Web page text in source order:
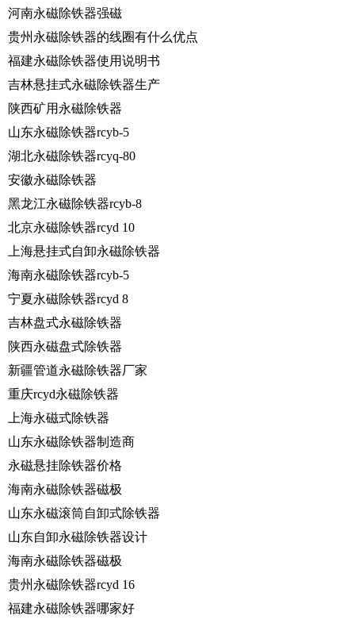
河南永磁除铁器强磁
贵州永磁除铁器的线圈有什么优点
福建永磁除铁器使用说明书
吉林悬挂式永磁除铁器生产
陕西矿用永磁除铁器
山东永磁除铁器rcyb-5
湖北永磁除铁器rcyq-80
安徽永磁除铁器
黑龙江永磁除铁器rcyb-8
北京永磁除铁器rcyd 10
上海悬挂式自卸永磁除铁器
海南永磁除铁器rcyb-5
宁夏永磁除铁器rcyd 8
吉林盘式永磁除铁器
陕西永磁盘式除铁器
新疆管道永磁除铁器厂家
重庆rcyd永磁除铁器
上海永磁式除铁器
山东永磁除铁器制造商
永磁悬挂除铁器价格
海南永磁除铁器磁极
山东永磁滚筒自卸式除铁器
山东自卸永磁除铁器设计
海南永磁除铁器磁极
贵州永磁除铁器rcyd 16
福建永磁除铁器哪家好